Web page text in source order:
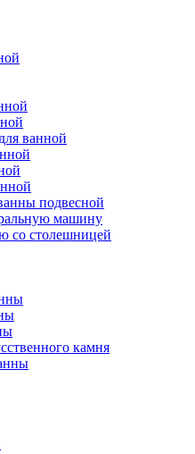
ванной
подвесной
машину
со столешницей
камня